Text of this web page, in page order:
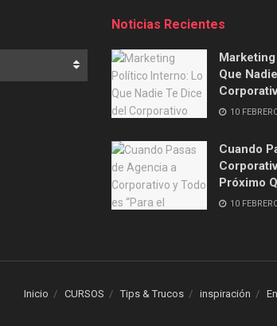
Noticias Recientes
Que
10
Cuando
Próximo
10
Inicio CURSOS Tips & Trucos inspiración